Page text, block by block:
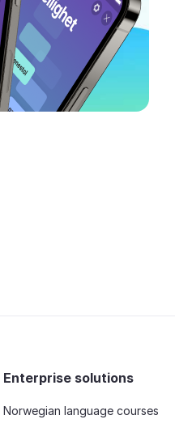
Enterprise solutions
Norwegian language courses